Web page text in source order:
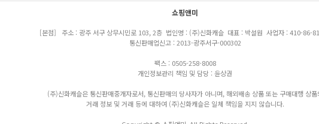
쇼핑앤미
[본점] 주소 : 광주 서구 상무시민로 103, 2층 법인명 : (주)신화캐슬 대표 : 박설원 사업자 : 410-86-
통신판매업신고 : 2013-광주서구-000302
팩스 : 0505-258-8008
개인정보관리 책임 및 담당 : 윤상권
(주)신화캐슬은 통신판매중개자로서, 통신판매의 당사자가 아니며, 해외배송 상품 또는 구매대행 상품
거래 정보 및 거래 등에 대하여 (주)신화캐슬은 일체 책임을 지지 않습니다.